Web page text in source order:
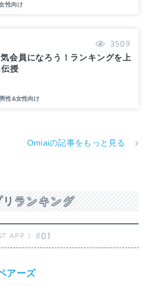
性向け
3509
会員になろう！ランキングを上
授
男性&女性向け
Omiaiの記事をもっと見る
ランキング
#01
アーズ